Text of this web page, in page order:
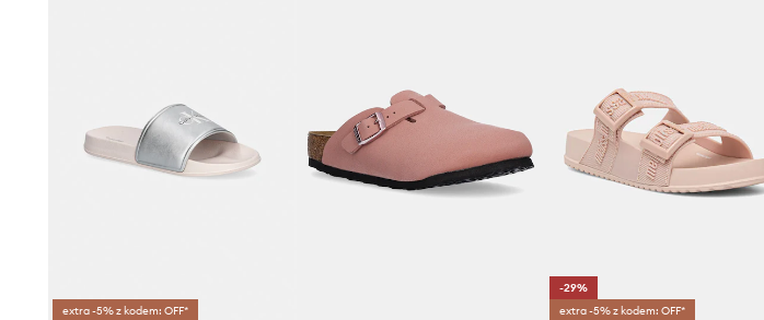
extra -5% z kodem: OFF*
-29%
extra -5% z kodem: OFF*